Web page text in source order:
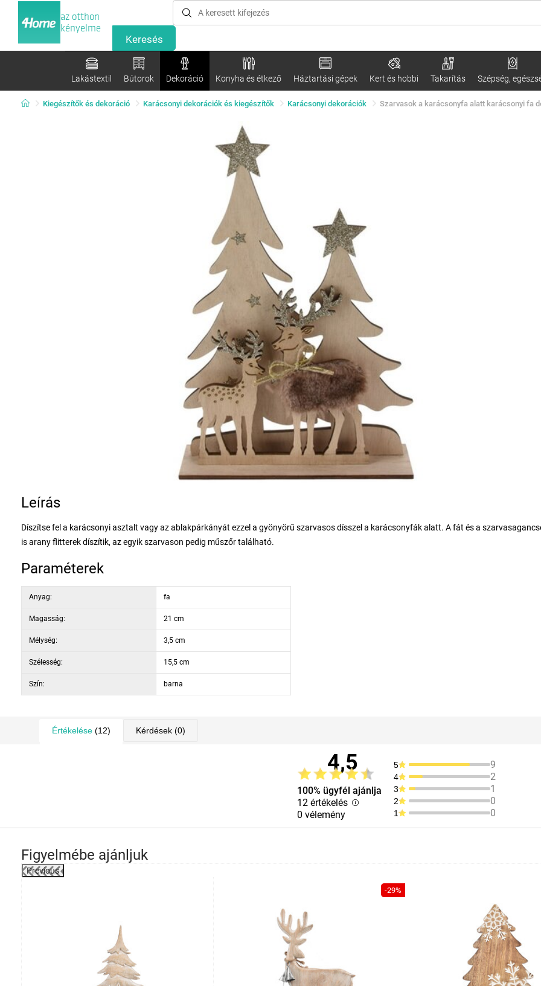
az otthon
kényelme
Lakástextil Bútorok Dekoráció Konyha és étkező Háztartási gépek Kert és hobbi Takarítás Szépség,
Kiegészítők és dekoráció Karácsonyi dekorációk és kiegészítők Karácsonyi dekorációk Szarvasok a karácsonyfa alatt karácsonyi fa
Leírás
Díszítse fel a karácsonyi asztalt vagy az ablakpárkányát ezzel a gyönyörű szarvasos dísszel a karácsonyfák alatt. A fát és a
is arany flitterek díszítik, az egyik szarvason pedig műszőr található.
Paraméterek
Anyag: fa
Magasság: 21 cm
Mélység: 3,5 cm
Szélesség: 15,5 cm
Szín: barna
Értékelése (12) Kérdések (0)
4,5
100% ügyfél ajánlja
12 értékelés
0 vélemény
5 9
4 2
3 1
2 0
1 0
Figyelmébe ajánljuk
Previous
-29%